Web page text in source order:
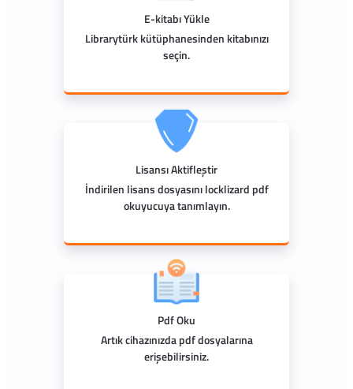
E-kitabı Yükle
Librarytürk kütüphanesinden kitabınızı
seçin.
Lisansı Aktifleştir
İndirilen lisans dosyasını locklizard pdf
okuyucuya tanımlayın.
Pdf Oku
Artık cihazınızda pdf dosyalarına
erişebilirsiniz.